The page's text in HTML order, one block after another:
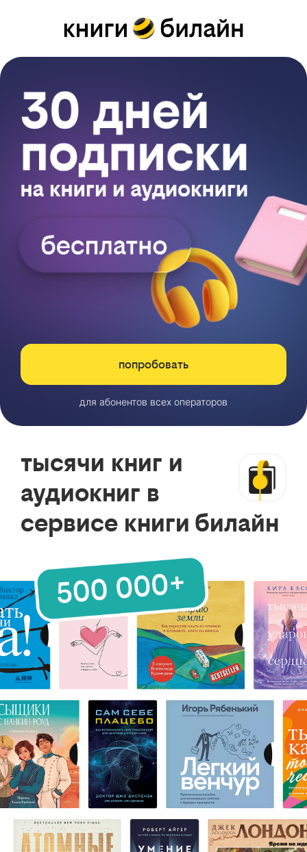
попробовать
для абонентов всех операторов
тысячи книг и
аудиокниг в
сервисе книги билайн